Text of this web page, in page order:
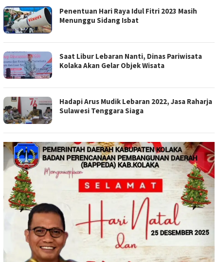
Penentuan Hari Raya Idul Fitri 2023 Masih
Menunggu Sidang Isbat
Saat Libur Lebaran Nanti, Dinas Pariwisata
Kolaka Akan Gelar Objek Wisata
Hadapi Arus Mudik Lebaran 2022, Jasa Raharja
Sulawesi Tenggara Siaga